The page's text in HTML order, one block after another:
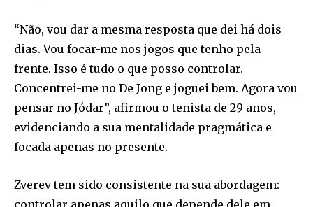
“Não, vou dar a mesma resposta que dei há dois
dias. Vou focar-me nos jogos que tenho pela
frente. Isso é tudo o que posso controlar.
Concentrei-me no De Jong e joguei bem. Agora vou
pensar no Jódar”, afirmou o tenista de 29 anos,
evidenciando a sua mentalidade pragmática e
focada apenas no presente.
Zverev tem sido consistente na sua abordagem: